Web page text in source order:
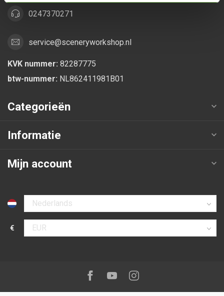
0247370271
service@sceneryworkshop.nl
KVK nummer: 82287775
btw-nummer: NL862411981B01
Categorieën
Informatie
Mijn account
Selecteer taal
€
Selecteer valuta
Volg ons op:Facebook
YoutubeInstagram